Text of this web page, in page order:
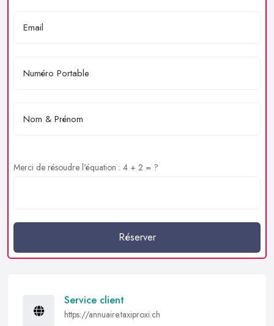
Merci de résoudre l'équation : 4 + 2 = ?
Réserver
Service client
https://annuaire.taxiproxi.ch